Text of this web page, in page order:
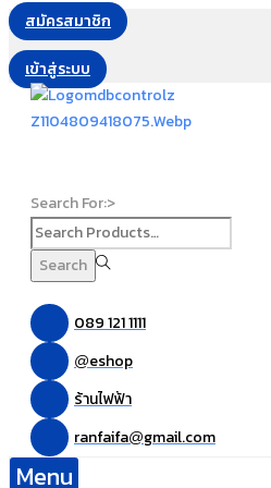
สมัครสมาชิก
เข้าสู่ระบบ
Search For:>
Search
089 121 1111
@eshop
ร้านไฟฟ้า
ranfaifa@gmail.com
Menu